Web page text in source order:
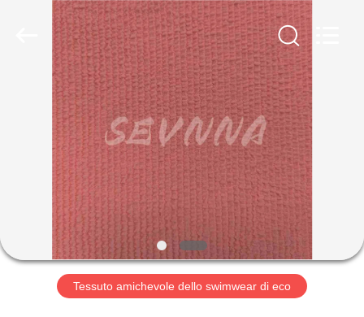
CASA
PRODOTTI
MOSTRA
VR
CIRCA
Tessuto amichevole dello swimwear di eco